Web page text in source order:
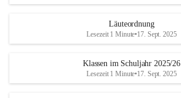
Läuteordnung
Lesezeit 1 Minute•17. Sept. 2025
Klassen im Schuljahr 2025/26
Lesezeit 1 Minute•17. Sept. 2025